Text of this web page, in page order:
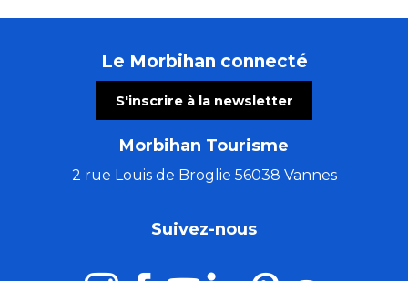
Le Morbihan connecté
S'inscrire à la newsletter
Morbihan Tourisme
2 rue Louis de Broglie 56038 Vannes
Suivez-nous